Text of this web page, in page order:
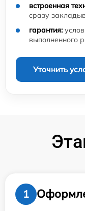
встроенная
сразу
гарантия:
выполненного
Уточнить
1